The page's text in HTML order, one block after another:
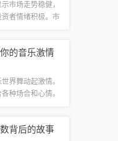
市场走势稳健，
者情绪积极。市
调整及信用...
的音乐激情
界舞动起激情。
种场合和心情。
点燃你的音...
背后的故事